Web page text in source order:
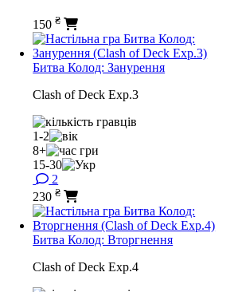
150₴
Битва Колод: Занурення
Clash of Deck Exp.3
1-2
8+
15-30
2
230₴
Битва Колод: Вторгнення
Clash of Deck Exp.4